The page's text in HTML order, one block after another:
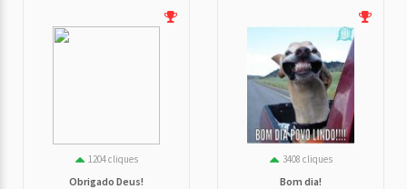
1204 cliques
Obrigado Deus!
3408 cliques
Bom dia!